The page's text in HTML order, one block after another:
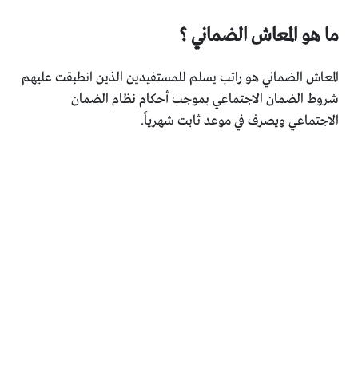
ما هو المعاش الضماني ؟
المعاش الضماني هو راتب يسلم للمستفيدين الذين انطبقت عليهم
شروط الضمان الاجتماعي بموجب أحكام نظام الضمان
الاجتماعي ويصرف في موعد ثابت شهرياً.